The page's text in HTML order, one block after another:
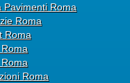
Pavimenti Roma
Roma
Roma
Roma